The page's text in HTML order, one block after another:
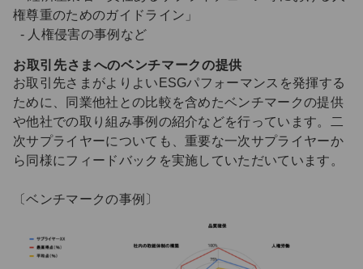
権尊重のためのガイドライン」
- 人権侵害の事例など
お取引先さまへのベンチマークの提供
お取引先さまがよりよいESGパフォーマンスを発揮する
ために、同業他社との比較を含めたベンチマークの提供
や他社での取り組み事例の紹介などを行っています。二
次サプライヤーについても、重要な一次サプライヤーか
ら同様にフィードバックを実施していただいています。
〔ベンチマークの事例〕